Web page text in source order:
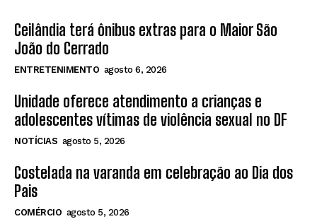
Ceilândia terá ônibus extras para o Maior São
João do Cerrado
ENTRETENIMENTO agosto 6, 2026
Unidade oferece atendimento a crianças e
adolescentes vítimas de violência sexual no DF
NOTÍCIAS agosto 5, 2026
Costelada na varanda em celebração ao Dia dos
Pais
COMÉRCIO agosto 5, 2026